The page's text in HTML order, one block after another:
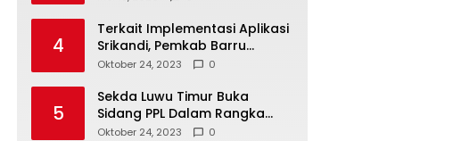
4
Terkait Implementasi Aplikasi
Srikandi, Pemkab Barru
Kunker ke Luwu Timur
Oktober 24, 2023 0
5
Sekda Luwu Timur Buka
Sidang PPL Dalam Rangka
Redistribusi Tanah 2023
Oktober 24, 2023 0